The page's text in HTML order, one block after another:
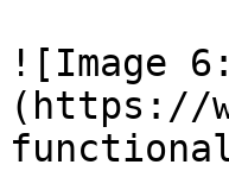
![Image
(https://